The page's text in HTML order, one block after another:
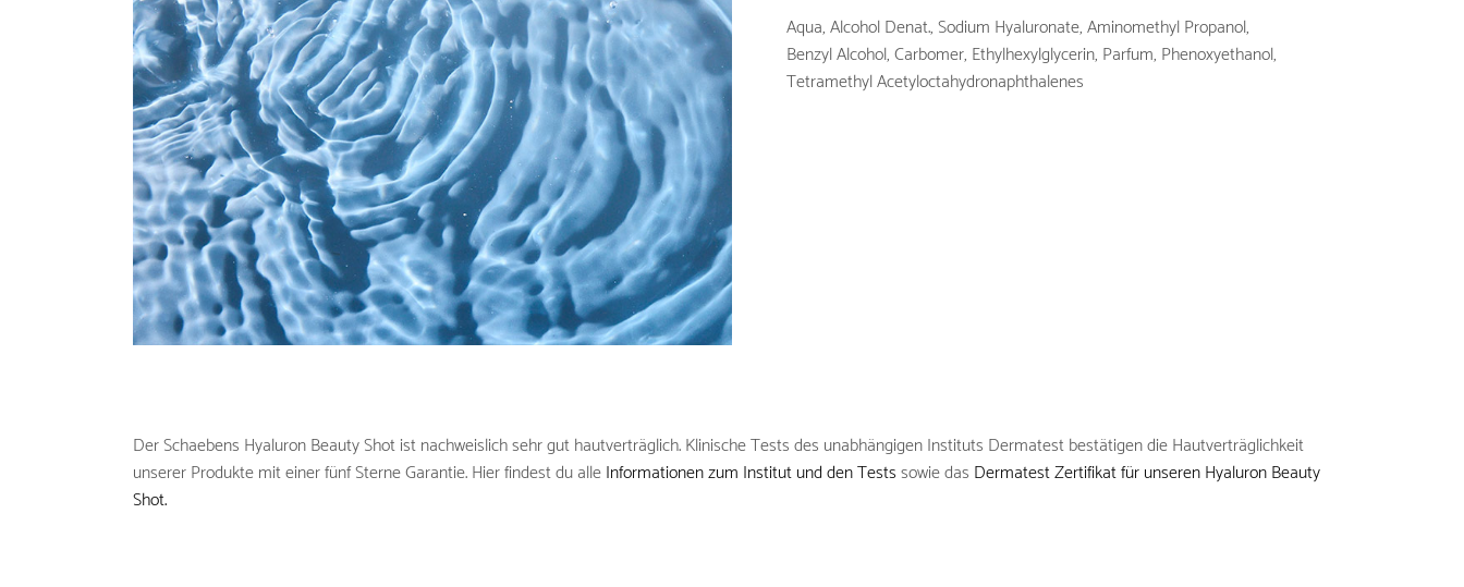
Aqua, Alcohol Denat., Sodium Hyaluronate, Aminomethyl Propanol,
Benzyl Alcohol, Carbomer, Ethylhexylglycerin, Parfum, Phenoxyethanol,
Tetramethyl Acetyloctahydronaphthalenes
Der Schaebens Hyaluron Beauty Shot ist nachweislich sehr gut hautverträglich. Klinische Tests des unabhängigen Instituts Dermatest bestätigen die Hautverträglichkeit
unserer Produkte mit einer fünf Sterne Garantie. Hier findest du alleInformationen zum Institut und den Testssowie das Dermatest Zertifikat für unseren Hyaluron Beauty
Shot.